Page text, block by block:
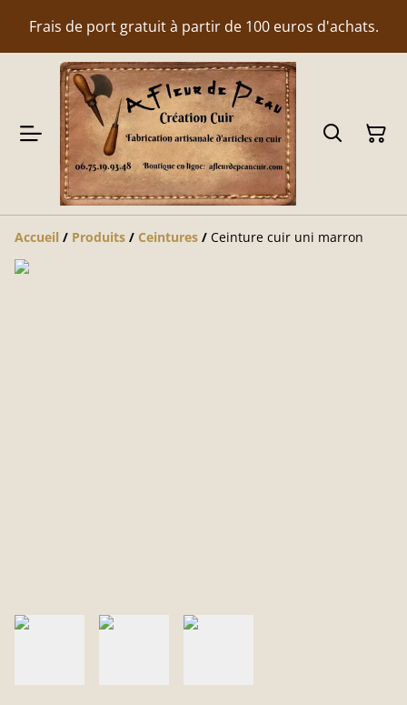
Frais de port gratuit à partir de 100 euros d'achats.
Accueil / Produits / Ceintures / Ceinture cuir uni marron